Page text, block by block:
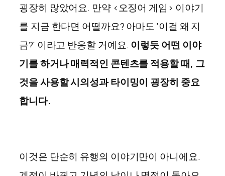
굉장히 많았어요. 만약 <오징어 게임> 이야기
를 지금 한다면 어떨까요? 아마도 '이걸 왜 지
금?' 이라고 반응할 거예요. 이렇듯 어떤 이야
기를 하거나 매력적인 콘텐츠를 적용할 때, 그
것을 사용할 시의성과 타이밍이 굉장히 중요
합니다.
이것은 단순히 유행의 이야기만이 아니에요.